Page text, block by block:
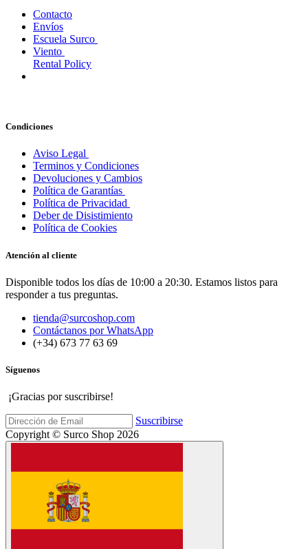
Contacto
Envíos
Escuela Surco
Viento
Rental Policy
Condiciones
Aviso Legal
Terminos y Condiciones
Devoluciones y Cambios
Política de Garantías
Política de Privacidad
Deber de Disistimiento
Política de Cookies
Atención al cliente
Disponible todos los días de 10:00 a 20:30. Estamos listos para
responder a tus preguntas.
tienda@surcoshop.com
Contáctanos por WhatsApp
(+34) 673 77 63 69
Síguenos
¡Gracias por suscribirse!
Suscribirse
Copyright © Surco Shop 2026